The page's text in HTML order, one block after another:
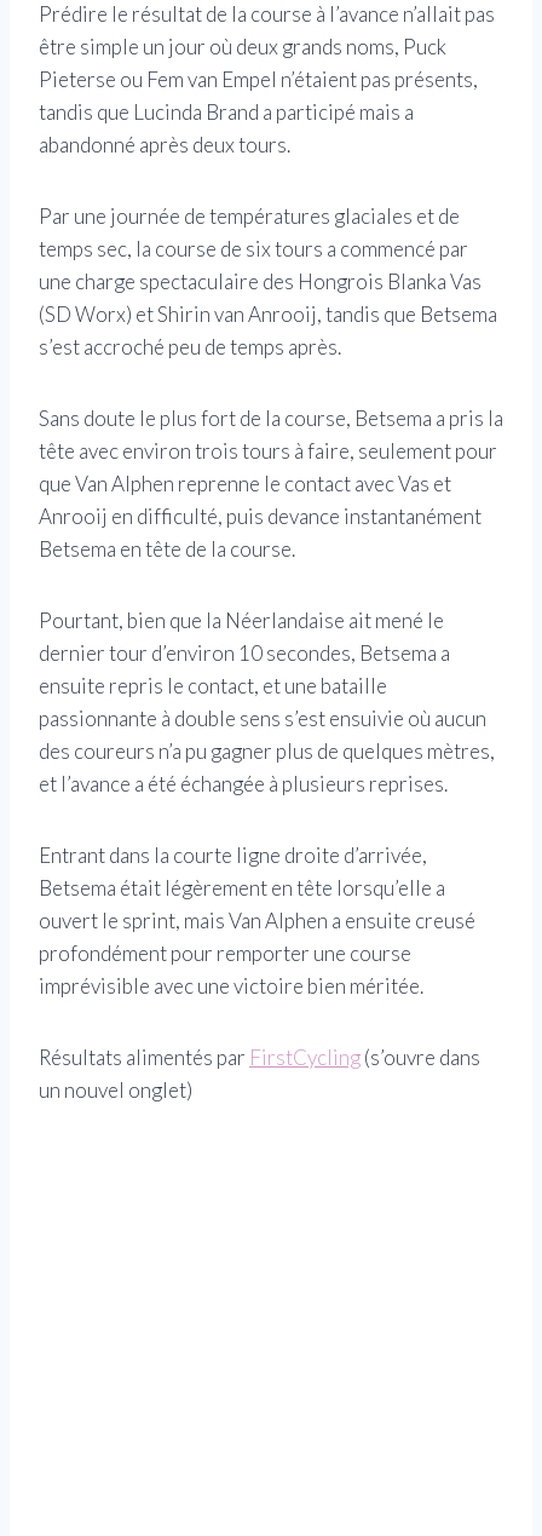
Prédire le résultat de la course à l’avance n’allait pas
être simple un jour où deux grands noms, Puck
Pieterse ou Fem van Empel n’étaient pas présents,
tandis que Lucinda Brand a participé mais a
abandonné après deux tours.
Par une journée de températures glaciales et de
temps sec, la course de six tours a commencé par
une charge spectaculaire des Hongrois Blanka Vas
(SD Worx) et Shirin van Anrooij, tandis que Betsema
s’est accroché peu de temps après.
Sans doute le plus fort de la course, Betsema a pris la
tête avec environ trois tours à faire, seulement pour
que Van Alphen reprenne le contact avec Vas et
Anrooij en difficulté, puis devance instantanément
Betsema en tête de la course.
Pourtant, bien que la Néerlandaise ait mené le
dernier tour d’environ 10 secondes, Betsema a
ensuite repris le contact, et une bataille
passionnante à double sens s’est ensuivie où aucun
des coureurs n’a pu gagner plus de quelques mètres,
et l’avance a été échangée à plusieurs reprises.
Entrant dans la courte ligne droite d’arrivée,
Betsema était légèrement en tête lorsqu’elle a
ouvert le sprint, mais Van Alphen a ensuite creusé
profondément pour remporter une course
imprévisible avec une victoire bien méritée.
Résultats alimentés par FirstCycling(s’ouvre dans
un nouvel onglet)